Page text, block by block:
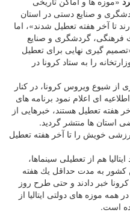
و صنایع دستی در استان
تا آخر هفته تعطیل شدند»، اما
فرهنگی، گردشگری و صنایع
گیری نهایی برای تعطیل
را به ستاد كرونا در
شیوع ویروس كرونا، در كنار
ای اعلام نمود برنامه های
هفته تعطیل هستند، خبرهایی از
استان ها منتشر گردید.
خویش را تا آخر هفته تعطیل
هم از تعطیلی سینماها،
كشور به مدت حداقل یك هفته
خبر دادند و حتی طرح روز
موزه های دولتی ایتالیا از
است.